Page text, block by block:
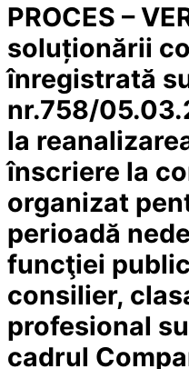
PROCES –
soluționării
înregistrată
nr.758/
la
înscriere la
organizat
perioadă
funcţiei
consilier,
profesional
cadrul